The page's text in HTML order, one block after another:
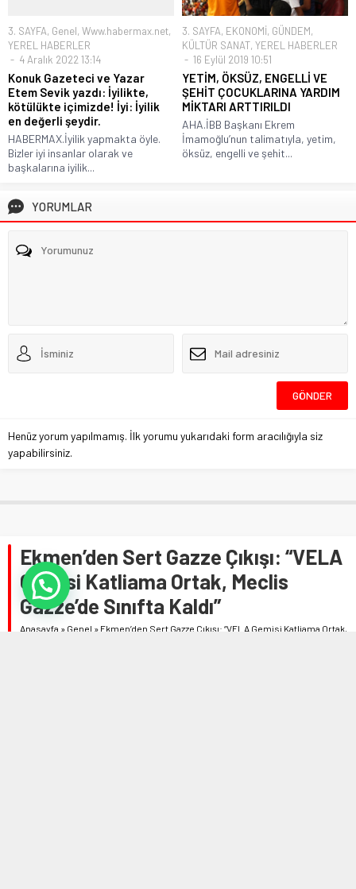
3. SAYFA, Genel, Www.habermax.net,
YEREL HABERLER
4 Aralık 2022 13:14
Konuk Gazeteci ve Yazar
Etem Sevik yazdı: İyilikte,
kötülükte içimizde! İyi: İyilik
en değerli şeydir.
HABERMAX.İyilik yapmakta öyle.
Bizler iyi insanlar olarak ve
başkalarına iyilik...
3. SAYFA, EKONOMİ, GÜNDEM,
KÜLTÜR SANAT, YEREL HABERLER
16 Eylül 2019 10:51
YETİM, ÖKSÜZ, ENGELLİ VE
ŞEHİT ÇOCUKLARINA YARDIM
MİKTARI ARTTIRILDI
AHA.İBB Başkanı Ekrem
İmamoğlu’nun talimatıyla, yetim,
öksüz, engelli ve şehit...
YORUMLAR
Henüz yorum yapılmamış. İlk yorumu yukarıdaki form aracılığıyla siz
yapabilirsiniz.
Ekmen’den Sert Gazze Çıkışı: “VELA
Gemisi Katliama Ortak, Meclis
Gazze’de Sınıfta Kaldı”
Anasayfa » Genel » Ekmen’den Sert Gazze Çıkışı: “VELA Gemisi Katliama Ortak,